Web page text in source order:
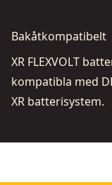
Bakåtkompatibelt
XR FLEXVOLT
kompatibla med
XR batterisystem.